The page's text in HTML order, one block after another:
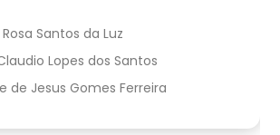
Santos da Luz
Lopes dos Santos
de Jesus Gomes Ferreira